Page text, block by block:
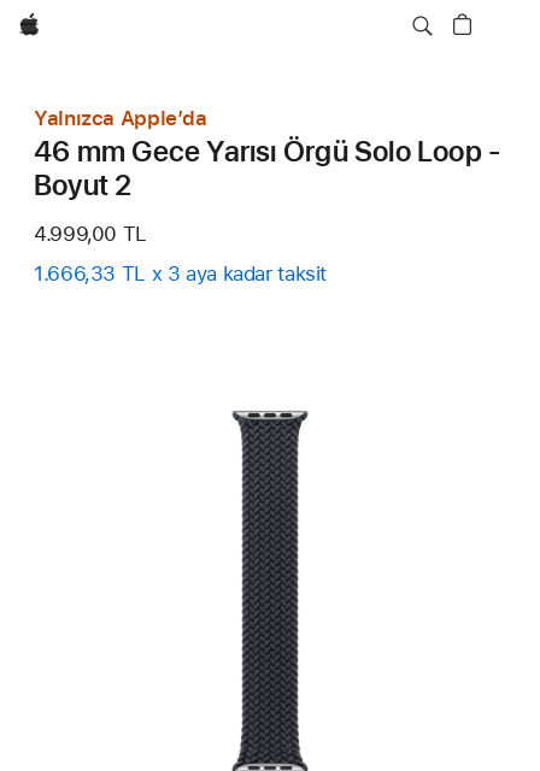
wzlhp
Yalnızca Apple’da
46 mm Gece Yarısı Örgü Solo Loop -
Boyut 2
4.999,00 TL
1.666,33 TL x 3 aya kadar taksit